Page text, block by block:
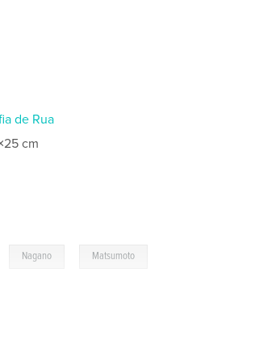
de Rua
cm
Nagano Matsumoto